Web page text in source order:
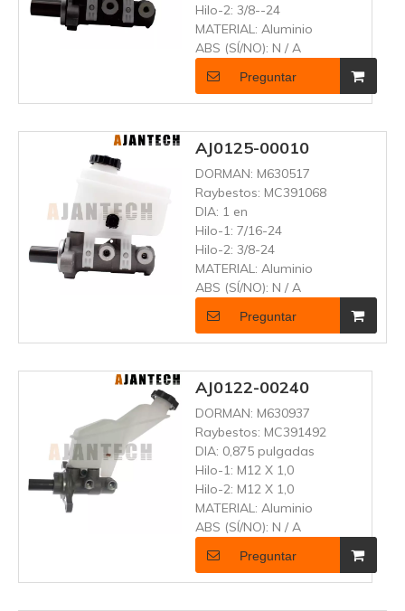
Hilo-2: 3/8--24
MATERIAL: Aluminio
ABS (SÍ/NO): N / A
Preguntar
AJ0125-00010
DORMAN: M630517
Raybestos: MC391068
DIA: 1 en
Hilo-1: 7/16-24
Hilo-2: 3/8-24
MATERIAL: Aluminio
ABS (SÍ/NO): N / A
Preguntar
AJ0122-00240
DORMAN: M630937
Raybestos: MC391492
DIA: 0,875 pulgadas
Hilo-1: M12 X 1,0
Hilo-2: M12 X 1,0
MATERIAL: Aluminio
ABS (SÍ/NO): N / A
Preguntar